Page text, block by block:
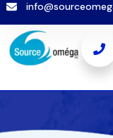
Popup template not